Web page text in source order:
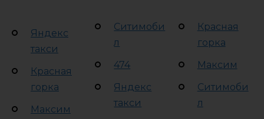
Яндекс
такси
Красная
горка
Максим
Ситимоби
л
474
Яндекс
такси
Красная
горка
Максим
Ситимоби
л